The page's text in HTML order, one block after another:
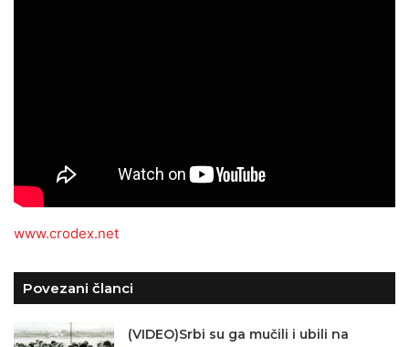
www.crodex.net
Povezani članci
(VIDEO)Srbi su ga mučili i ubili na